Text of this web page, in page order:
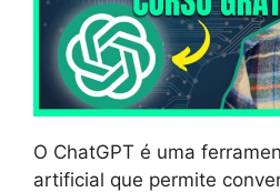
O ChatGPT é uma
artificial que permite